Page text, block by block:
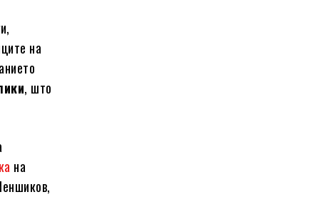
на
, што
на